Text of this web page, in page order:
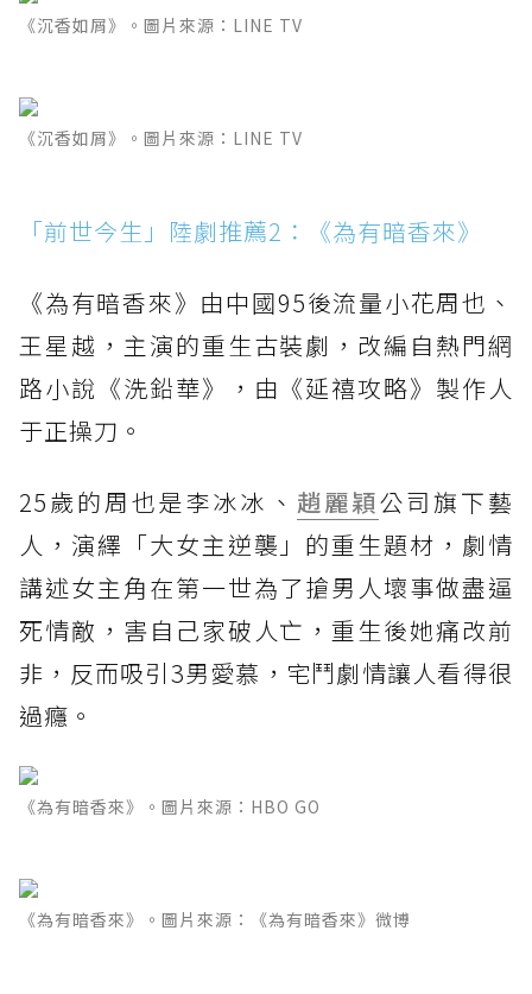
《沉香如屑》。圖片來源：LINE TV
《沉香如屑》。圖片來源：LINE TV
「前世今生」陸劇推薦2：《為有暗香來》
《為有暗香來》由中國95後流量小花周也、
王星越，主演的重生古裝劇，改編自熱門網
路小說《洗鉛華》，由《延禧攻略》製作人
于正操刀。
25歲的周也是李冰冰、 趙麗穎公司旗下藝
人，演繹「大女主逆襲」的重生題材，劇情
講述女主角在第一世為了搶男人壞事做盡逼
死情敵，害自己家破人亡，重生後她痛改前
非，反而吸引3男愛慕，宅鬥劇情讓人看得很
過癮。
《為有暗香來》。圖片來源：HBO GO
《為有暗香來》。圖片來源：《為有暗香來》微博